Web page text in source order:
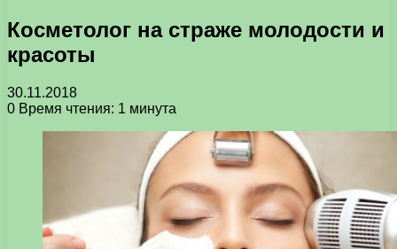
Косметолог на страже молодости и
красоты
30.11.2018
0 Время чтения: 1 минута